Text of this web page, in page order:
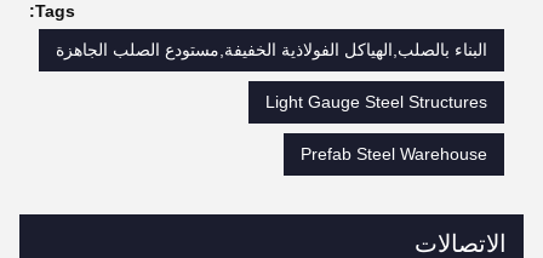
Tags:
البناء بالصلب,الهياكل الفولاذية الخفيفة,مستودع الصلب الجاهزة
Light Gauge Steel Structures
Prefab Steel Warehouse
الاتصالات